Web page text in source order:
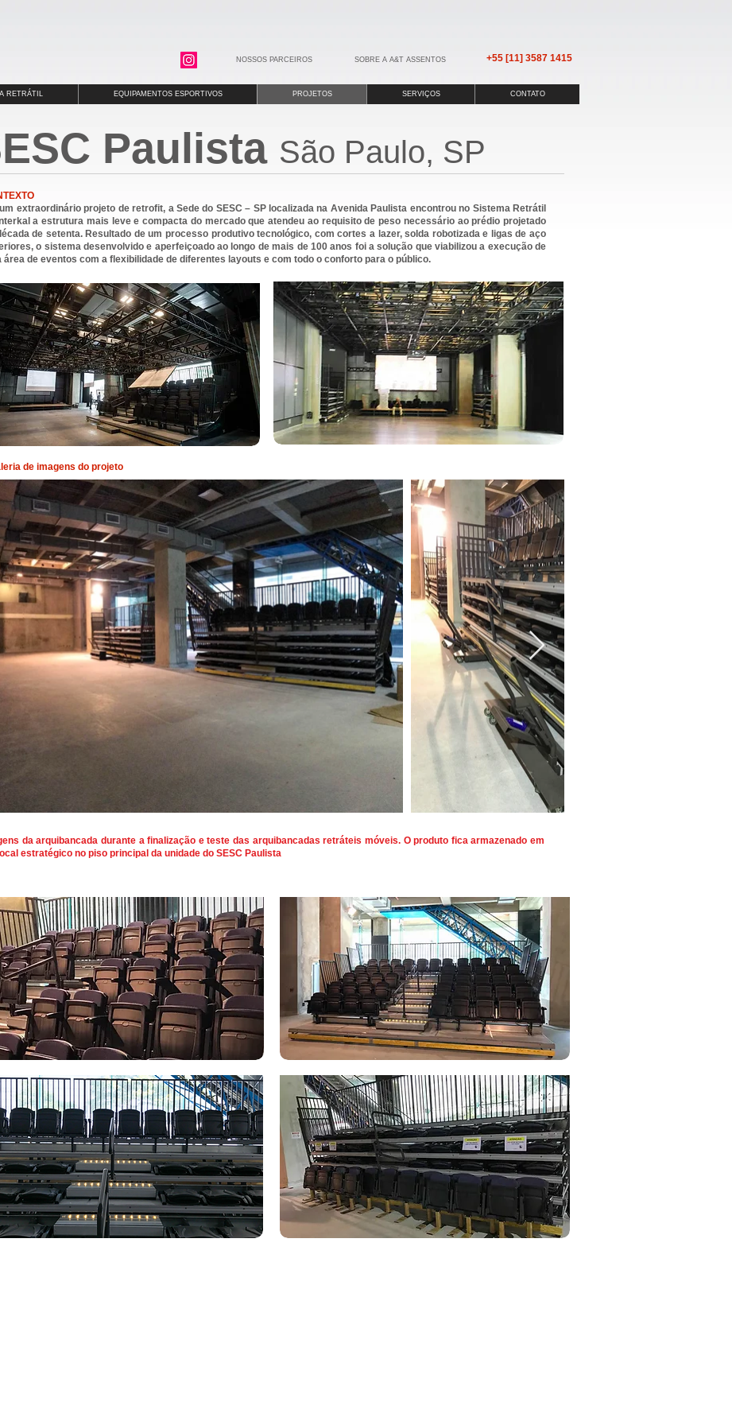
NOSSOS PARCEIROS SOBRE A A&T ASSENTOS +55 [11] 3587 1415
Paulista São Paulo, SP
extraordinário projeto de retrofit, a Sede do SESC – SP localizada na Avenida Paulista encontrou no Sistema Retrátil
a estrutura mais leve e compacta do mercado que atendeu ao requisito de peso necessário ao prédio projetado
de setenta. Resultado de um processo produtivo tecnológico, com cortes a lazer, solda robotizada e ligas de aço
o sistema desenvolvido e aperfeiçoado ao longo de mais de 100 anos foi a solução que viabilizou a execução de
área de eventos com a flexibilidade de diferentes layouts e com todo o conforto para o público.
de imagens do projeto
da arquibancada durante a finalização e teste das arquibancadas retráteis móveis. O produto fica armazenado em
estratégico no piso principal da unidade do SESC Paulista
RETRÁTIL EQUIPAMENTOS ESPORTIVOS PROJETOS SERVIÇOS CONTATO